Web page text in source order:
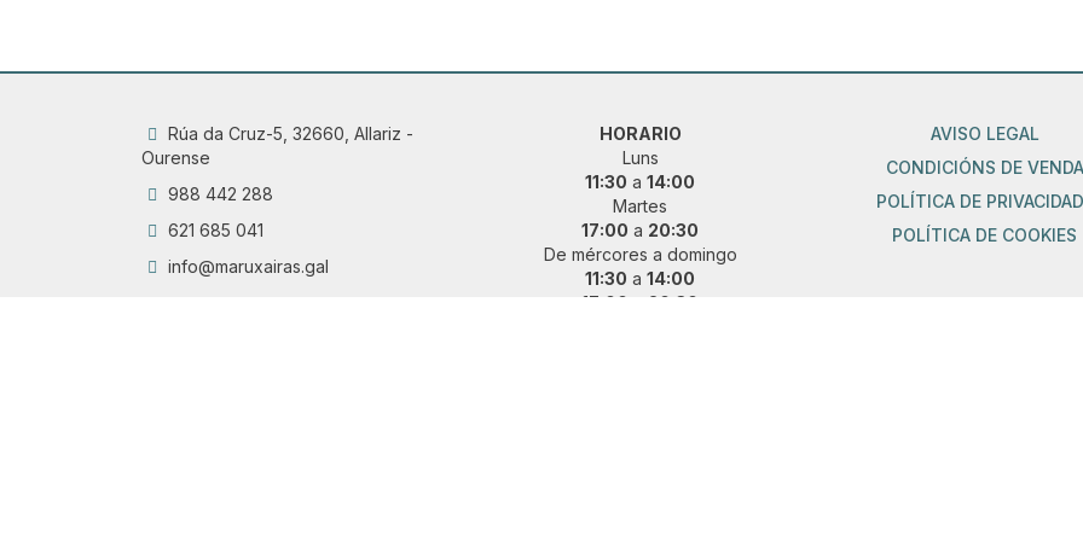
Rúa da Cruz-5, 32660, Allariz -
Ourense
988 442 288
621 685 041
info@maruxairas.gal
HORARIO
Luns
11:30 a 14:00
Martes
17:00 a 20:30
De mércores a domingo
11:30 a 14:00
17:00
20:30
AVISO LEGAL
CONDICIÓNS DE VENDA
POLÍTICA DE
POLÍTICA DE COOKIES